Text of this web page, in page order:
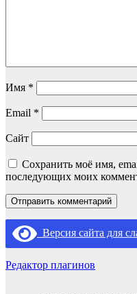
Имя *
Email *
Сайт
Сохранить моё имя,
последующих моих
Версия сайта для
Редактор плагинов